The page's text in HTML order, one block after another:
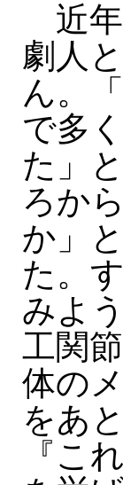
近年
劇人
ん。
で多
た」
ろか
か」
た。
みよ
工関
体の
をあ
『こ